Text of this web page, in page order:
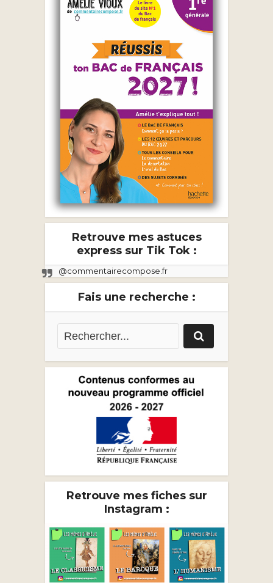
Retrouve mes astuces
express sur Tik Tok :
@commentairecompose.fr
Fais une recherche :
Retrouve mes fiches sur
Instagram :